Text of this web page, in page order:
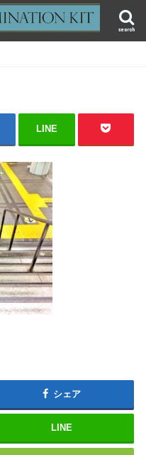
search
LINE
シェア
LINE